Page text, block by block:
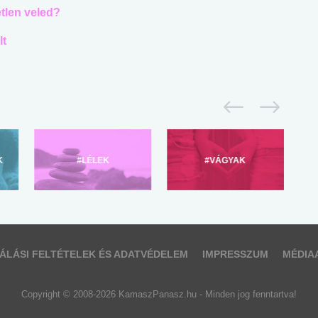
veled?
#LÉLEK #VÁGYAK
FELTÉTELEK ÉS ADATVÉDELEM IMPRESSZUM
Copyright © 2008-2026 KamaszPanasz.hu - Minden jog fenntartva!